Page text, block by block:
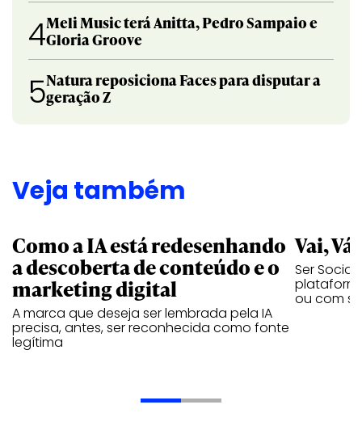
4Meli Music terá Anitta, Pedro Sampaio e
Gloria Groove
5Natura reposiciona Faces para disputar a
geração Z
Veja também
Como a IA está redesenhando
a descoberta de conteúdo e o
marketing digital
A marca que deseja ser lembrada pela IA
precisa, antes, ser reconhecida como fonte
legítima
Vai,
Ser
ou com